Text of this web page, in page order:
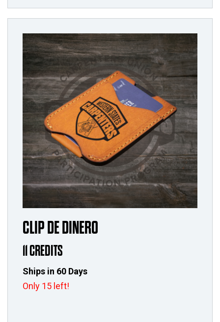
CLIP DE DINERO
11 CREDITS
Ships in 60 Days
Only 15 left!